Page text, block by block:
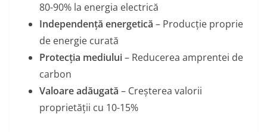
80-90% la energia electrică
Independență energetică – Producție proprie
de energie curată
Protecția mediului– Reducerea amprentei de
carbon
Valoare adăugată – Creșterea valorii
proprietății cu 10-15%